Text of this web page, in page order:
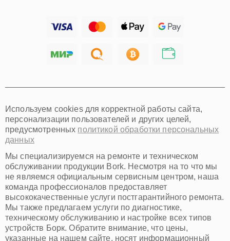
Хабаровск
Иркутск
Омск
Красноярск
Пермь
Ульяновск
Киров
Архангельск
Астрахань
Белгород
Благовещенск
Брянск
Владивосток
Владикавказ
Используем cookies для корректной работы сайта,
персонализации пользователей и других целей,
предусмотренных политикой обработки персональных
данных
Мы специализируемся на ремонте и техническом
обслуживании продукции Bork. Несмотря на то что мы
не являемся официальным сервисным центром, наша
команда профессионалов предоставляет
высококачественные услуги постгарантийного ремонта.
Мы также предлагаем услуги по диагностике,
техническому обслуживанию и настройке всех типов
устройств Борк. Обратите внимание, что цены,
указанные на нашем сайте, носят информационный